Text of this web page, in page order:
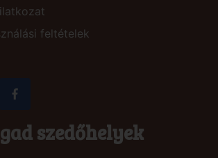
feltételek
szedőhelyek